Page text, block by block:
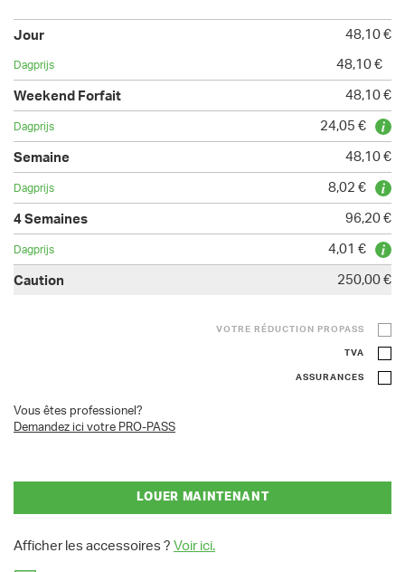
48,10 €
48,10 €
48,10 €
24,05 €
48,10 €
8,02 €
96,20 €
4,01 €
250,00 €
VOTRE RÉDUCTION PROPASS
TVA
ASSURANCES
Vous êtes professionel?
Demandez ici votre PRO-PASS
LOUER MAINTENANT
Afficher les accessoires ? Voir ici.